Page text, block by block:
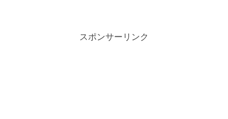
スポンサーリンク